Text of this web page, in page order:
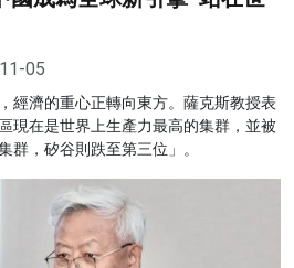
05
經濟的重心正轉向東方。薩克斯教授表
現在是世界上生產力最高的集群，並被
群，矽谷則跌至第三位」。